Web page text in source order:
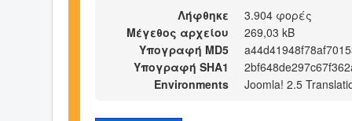
Λήφθηκε
3.904 φορές
Μέγεθος αρχείου
269,03 kB
Υπογραφή MD5
Υπογραφή SHA1
Environments
Joomla! 2.5